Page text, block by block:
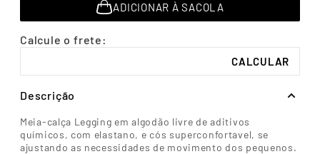
ADICIONAR À SACOLA
Descrição
Meia-calça Legging em algodão livre de aditivos
químicos, com elastano, e cós superconfortavel, se
ajustando as necessidades de movimento dos pequenos.